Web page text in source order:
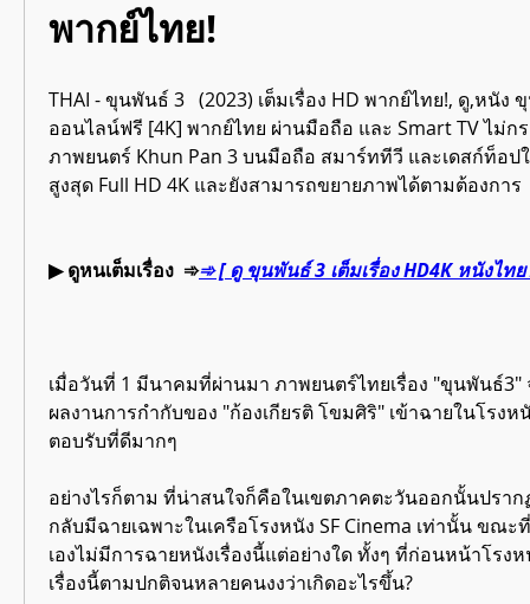
พากย์ไทย!
THAI - ขุนพันธ์ 3   (2023) เต็มเรื่อง HD พากย์ไทย!, ดู,หนัง
ออนไลน์ฟรี [4K] พากย์ไทย ผ่านมือถือ และ Smart TV ไม่ก
ภาพยนตร์ Khun Pan 3 บนมือถือ สมาร์ททีวี และเดสก์ท็อป
สูงสุด Full HD 4K และยังสามารถขยายภาพได้ตามต้องการ
▶ ดูหนเต็มเรื่อง  ➾➾ [ ดู ขุนพันธ์ 3 เต็มเรื่อง HD4K หนังไทย
เมื่อวันที่ 1 มีนาคมที่ผ่านมา ภาพยนตร์ไทยเรื่อง "ขุนพันธ์
ผลงานการกำกับของ "ก้องเกียรติ โขมศิริ" เข้าฉายในโรงห
ตอบรับที่ดีมากๆ
อย่างไรก็ตาม ที่น่าสนใจก็คือในเขตภาคตะวันออกนั้นปราก
กลับมีฉายเฉพาะในเครือโรงหนัง SF Cinema เท่านั้น ขณะ
เองไม่มีการฉายหนังเรื่องนี้แต่อย่างใด ทั้งๆ ที่ก่อนหน้าโรง
เรื่องนี้ตามปกติจนหลายคนงงว่าเกิดอะไรขึ้น?